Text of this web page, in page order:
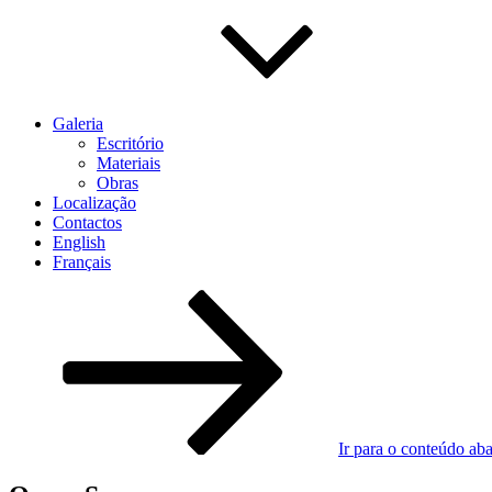
Galeria
Escritório
Materiais
Obras
Localização
Contactos
English
Français
Ir para o conteúdo